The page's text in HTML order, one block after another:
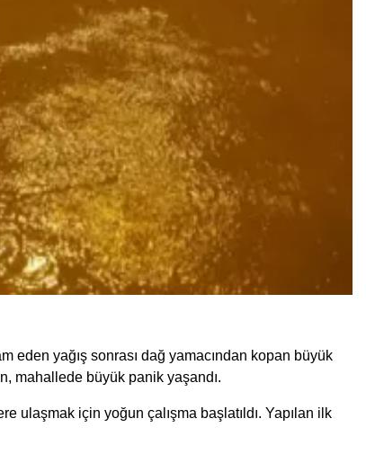
eden yağış sonrası dağ yamacından kopan büyük
mahallede büyük panik yaşandı.
ulaşmak için yoğun çalışma başlatıldı. Yapılan ilk